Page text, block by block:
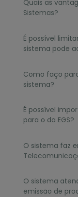
Quais as
Sistemas?
É possível
sistema pode
Como faço
sistema?
É possível
para o da EGS?
O sistema faz
O sistema
emissão de